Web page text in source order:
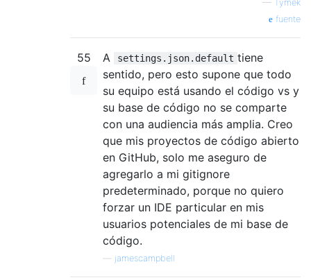
—
Tymek
fuente
55 A settings.json.default tiene
sentido, pero esto supone que todo
su equipo está usando el código vs y
su base de código no se comparte
con una audiencia más amplia. Creo
que mis proyectos de código abierto
en GitHub, solo me aseguro de
agregarlo a mi gitignore
predeterminado, porque no quiero
forzar un IDE particular en mis
usuarios potenciales de mi base de
código.
jamescampbell